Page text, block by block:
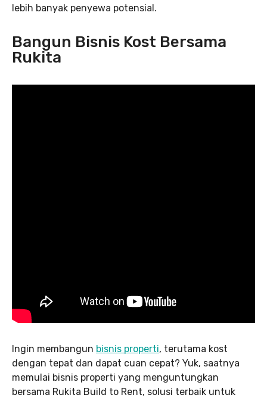
lebih banyak penyewa potensial.
Bangun Bisnis Kost Bersama
Rukita
Ingin membangun bisnis properti, terutama kost
dengan tepat dan dapat cuan cepat? Yuk, saatnya
memulai bisnis properti yang menguntungkan
bersama Rukita Build to Rent, solusi terbaik untuk